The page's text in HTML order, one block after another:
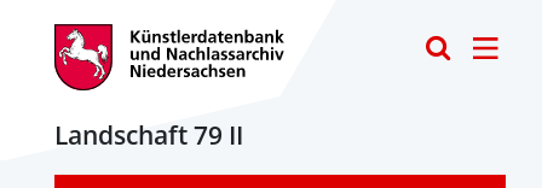
Landschaft 79 II